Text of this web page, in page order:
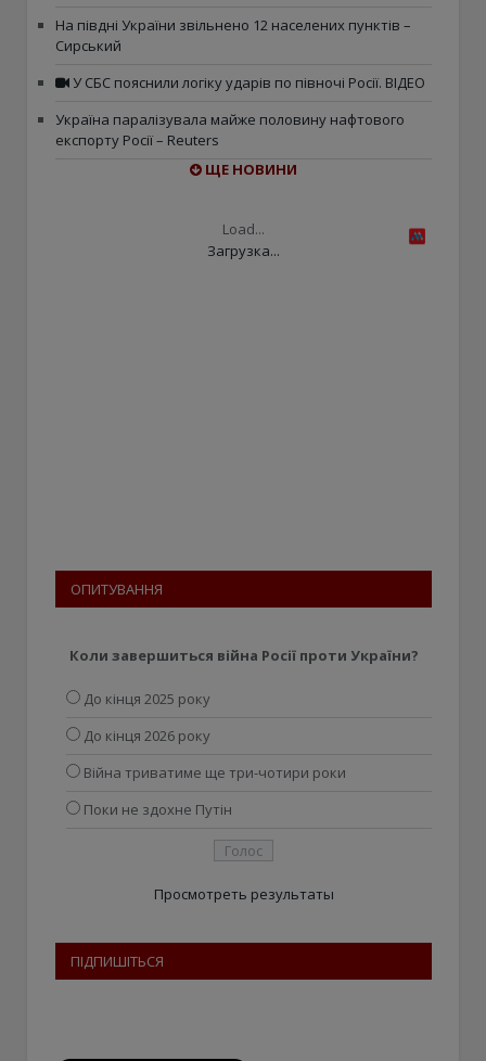
На півдні України звільнено 12 населених пунктів –
Сирський
У СБС пояснили логіку ударів по півночі Росії. ВІДЕО
Україна паралізувала майже половину нафтового
експорту Росії – Reuters
ЩЕ НОВИНИ
Load...
Загрузка...
ОПИТУВАННЯ
Коли завершиться війна Росії проти України?
До кінця 2025 року
До кінця 2026 року
Війна триватиме ще три-чотири роки
Поки не здохне Путін
Просмотреть результаты
ПІДПИШІТЬСЯ